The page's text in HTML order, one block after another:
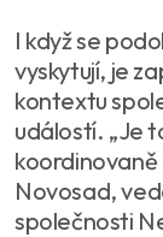
I když se
vyskytují, je
kontextu
událostí. „Je
koordinovaně
Novosad,
společnosti